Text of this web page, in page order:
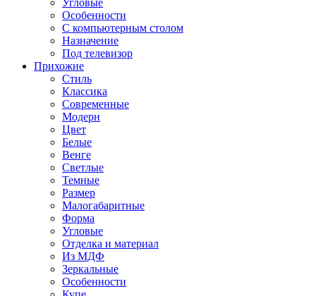
Угловые
Особенности
С компьютерным столом
Назначение
Под телевизор
Прихожие
Стиль
Классика
Современные
Модерн
Цвет
Белые
Венге
Светлые
Темные
Размер
Малогабаритные
Форма
Угловые
Отделка и материал
Из МДФ
Зеркальные
Особенности